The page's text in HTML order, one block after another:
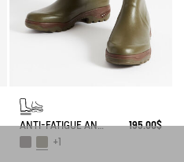
ANTI-FATIGUE ANKLE BOOT PARCOURS 2.0
195.00$
+1